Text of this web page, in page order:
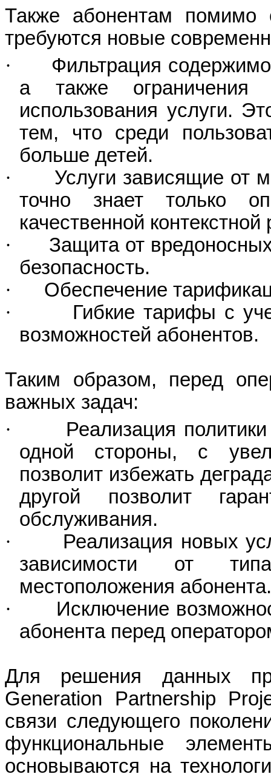
Также абонентам помимо
требуются новые
·
Фильтрация
а также
использования услуги.
тем, что среди
больше детей.
·
Услуги зависящие от
точно знает только
качественной
·
Защита от
безопасность.
·
Обеспечение
·
Гибкие тарифы с
возможностей абонентов.
Таким образом, перед
важных задач:
·
Реализация
одной стороны, с
позволит избежать
другой позволит
обслуживания.
·
Реализация новых
зависимости от
местоположения абонента.
·
Исключение
абонента перед
Для решения данных
Generation Partnership
связи следующего
функциональные
основываются на